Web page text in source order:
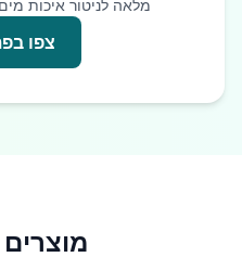
מלאה לניטור איכות
צפו